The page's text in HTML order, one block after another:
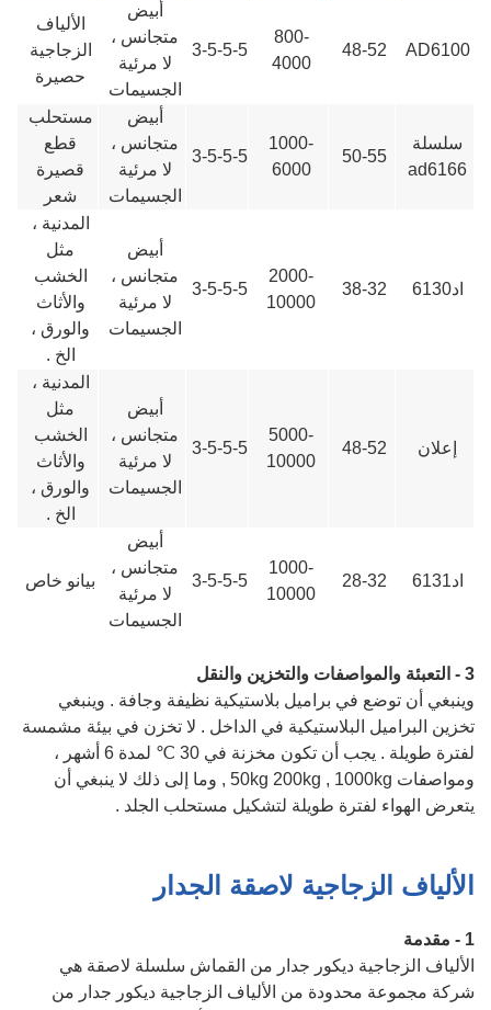
AD6100
48-52
800-
4000
3-5-5-5
أبيض
متجانس ،
لا مرئية
الجسيمات
الألياف
الزجاجية
حصيرة
سلسلة
ad6166
50-55
1000-
6000
3-5-5-5
أبيض
متجانس ،
لا مرئية
الجسيمات
مستحلب
قطع
قصيرة
شعر
اد6130 38-32
2000-
10000
3-5-5-5
أبيض
متجانس ،
لا مرئية
الجسيمات
المدنية ،
مثل
الخشب
والأثاث
والورق ،
الخ .
إعلان 48-52
5000-
10000
3-5-5-5
أبيض
متجانس ،
لا مرئية
الجسيمات
المدنية ،
مثل
الخشب
والأثاث
والورق ،
الخ .
اد6131 28-32
1000-
10000
3-5-5-5
أبيض
متجانس ،
لا مرئية
الجسيمات
بيانو خاص
3 - التعبئة والمواصفات والتخزين والنقل
وينبغي أن توضع في براميل بلاستيكية نظيفة وجافة . وينبغي
تخزين البراميل البلاستيكية في الداخل . لا تخزن في بيئة مشمسة
لفترة طويلة . يجب أن تكون مخزنة في 30 ℃ لمدة 6 أشهر ،
ومواصفات 50kg 200kg , 1000kg , وما إلى ذلك لا ينبغي أن
يتعرض الهواء لفترة طويلة لتشكيل مستحلب الجلد .
الألياف الزجاجية لاصقة الجدار
1 - مقدمة
الألياف الزجاجية ديكور جدار من القماش سلسلة لاصقة هي
شركة مجموعة محدودة من الألياف الزجاجية ديكور جدار من